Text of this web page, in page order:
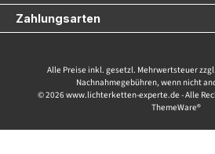
Zahlungsarten
Alle Preise inkl. gesetzl. Mehrwertsteuer zzgl.
Nachnahmegebühren, wenn nicht
© 2026 www.lichterketten-experte.de - Alle
ThemeWare®